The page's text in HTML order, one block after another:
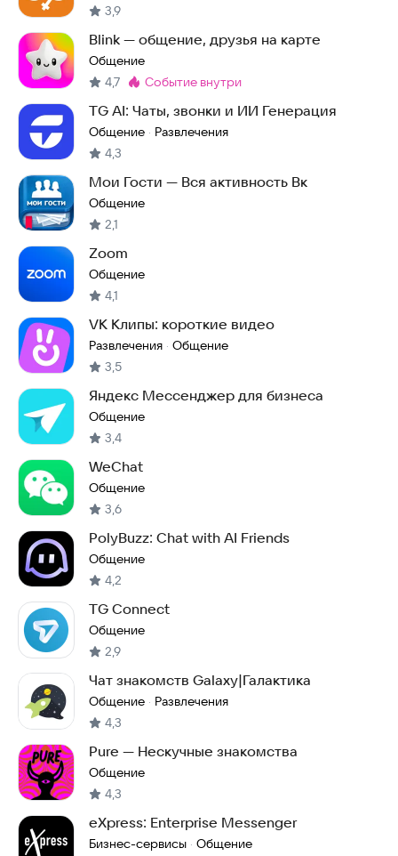
3,9
Blink — общение, друзья на карте
Общение
4,7 Метка:
событие внутри
TG AI: Чаты, звонки и ИИ Генерация
Общение · Развлечения
4,3
Мои Гости — Вся активность Вк
Общение
2,1
Zoom
Общение
4,1
VK Клипы: короткие видео
Развлечения · Общение
3,5
Яндекс Мессенджер для бизнеса
Общение
3,4
WeChat
Общение
3,6
PolyBuzz: Chat with AI Friends
Общение
4,2
TG Connect
Общение
2,9
Чат знакомств Galaxy|Галактика
Общение · Развлечения
4,3
Pure — Нескучные знакомства
Общение
4,3
eXpress: Enterprise Messenger
Бизнес-сервисы · Общение